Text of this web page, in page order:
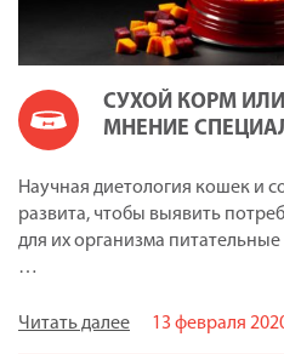
СУХОЙ КОРМ
МНЕНИЕ
Научная диетология кошек и
развита, чтобы выявить
для их организма
…
Читать далее 13 февраля